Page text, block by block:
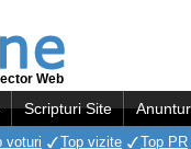
Web
Scripturi Site
voturi Top vizite Top PR